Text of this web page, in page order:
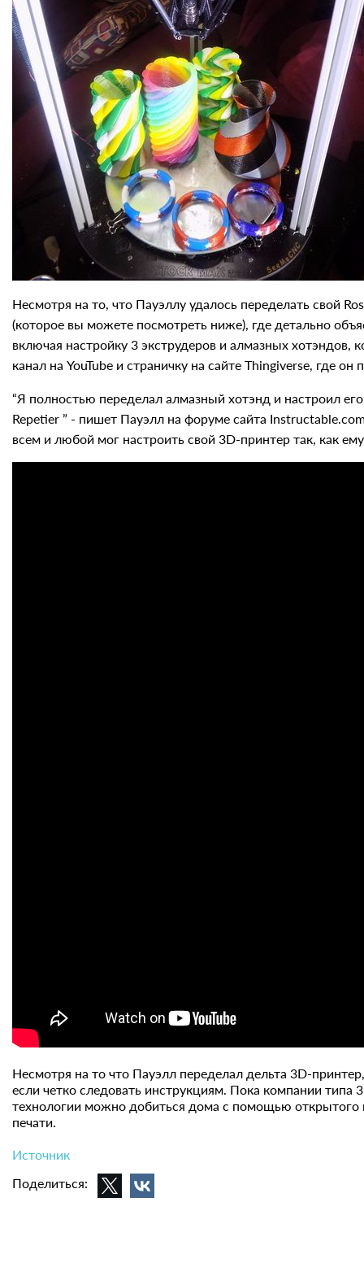
Несмотря на то, что Пауэллу удалось переделать свой
(которое вы можете посмотреть ниже), где детально
включая настройку 3 экструдеров и алмазных
канал на YouTube и страничку на сайте Thingiverse, где
“Я полностью переделал алмазный хотэнд и настроил
Repetier ” - пишет Пауэлл на форуме сайта
всем и любой мог настроить свой 3D-принтер так, как
Несмотря на то что Пауэлл переделал дельта 3D-
если четко следовать инструкциям. Пока компании
технологии можно добиться дома с помощью открытого
печати.
Источник
Поделиться: